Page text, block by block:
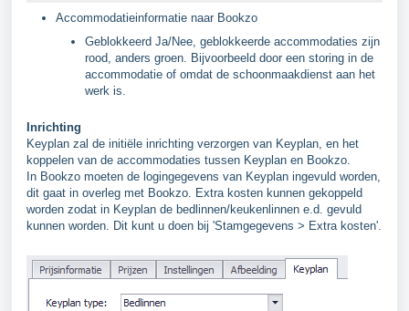
Accommodatieinformatie naar Bookzo
Geblokkeerd Ja/Nee, geblokkeerde accommodaties zijn
rood, anders groen. Bijvoorbeeld door een storing in de
accommodatie of omdat de schoonmaakdienst aan het
werk is.
Inrichting
Keyplan zal de initiële inrichting verzorgen van Keyplan, en het
koppelen van de accommodaties tussen Keyplan en Bookzo.
In Bookzo moeten de logingegevens van Keyplan ingevuld worden,
dit gaat in overleg met Bookzo. Extra kosten kunnen gekoppeld
worden zodat in Keyplan de bedlinnen/keukenlinnen e.d. gevuld
kunnen worden. Dit kunt u doen bij 'Stamgegevens > Extra kosten'.